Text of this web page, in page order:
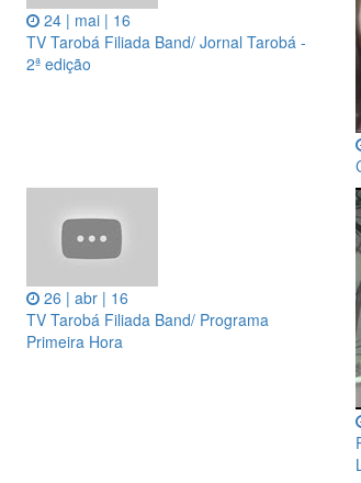
24 | mai | 16
TV Tarobá Filiada Band/ Jornal Tarobá -
2ª edição
26 | abr | 16
TV Tarobá Filiada Band/ Programa
Primeira Hora